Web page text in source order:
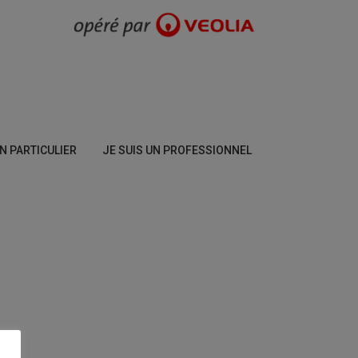
PARTICULIER JE SUIS UN PROFESSIONNEL